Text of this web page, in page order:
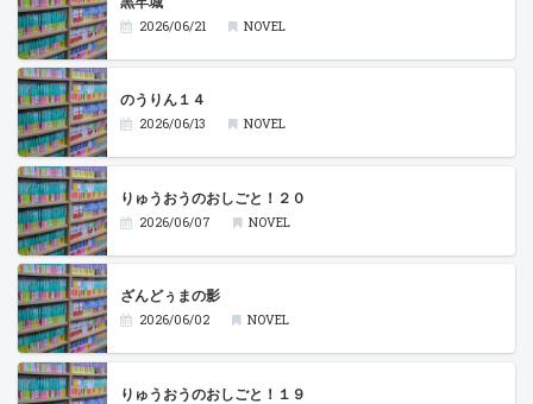
2026/06/21 NOVEL
のうりん１４
2026/06/13 NOVEL
りゅうおうのおしごと！２０
2026/06/07 NOVEL
ざんどぅまの影
2026/06/02 NOVEL
りゅうおうのおしごと！１９